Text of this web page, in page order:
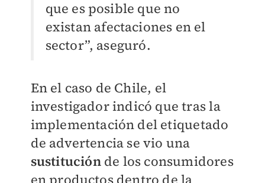
que es posible que no
existan afectaciones en el
sector”, aseguró.
En el caso de Chile, el
investigador indicó que tras la
implementación del etiquetado
de advertencia se vio una
sustituciónde los consumidores